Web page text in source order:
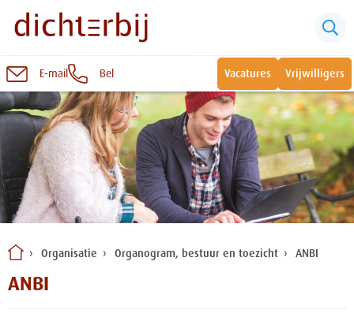
Naar
inhoud
E-mail Bel Vacatures Vrijwilligers
Organisatie Organogram, bestuur en toezicht ANBI
ANBI
Sluiten
Snel naar:
Wonen bij Dichterbij
Vrije dagbestedingsplekken